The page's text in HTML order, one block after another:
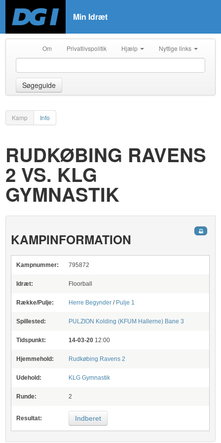
Min Idræt
Om Privatlivspolitik Hjælp Nyttige links
Søgeguide
Kamp Info
RUDKØBING RAVENS
2 VS. KLG
GYMNASTIK
KAMPINFORMATION
Kampnummer: 795872
Idræt: Floorball
Række/Pulje: Herre Begynder / Pulje 1
Spillested: PULZION Kolding (KFUM Hallerne) Bane 3
Tidspunkt: 14-03-20 12:00
Hjemmehold: Rudkøbing Ravens 2
Udehold: KLG Gymnastik
Runde: 2
Resultat: Indberet